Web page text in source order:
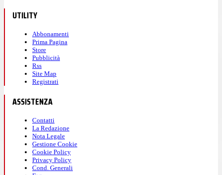
UTILITY
Abbonamenti
Prima Pagina
Store
Pubblicità
Rss
Site Map
Registrati
ASSISTENZA
Contatti
La Redazione
Nota Legale
Gestione Cookie
Cookie Policy
Privacy Policy
Cond. Generali